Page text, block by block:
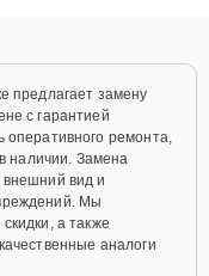
предлагает замену
с гарантией
ремонта,
наличии. Замена
вид и
Мы
а также
аналоги